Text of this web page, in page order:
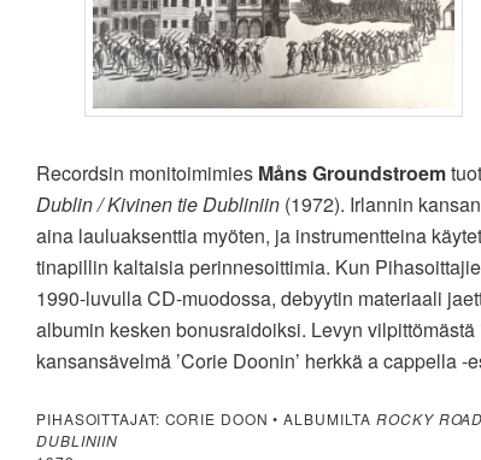
Recordsin monitoimimies Måns Groundstroem
Dublin / Kivinen tie Dubliniin (1972). Irlannin
aina lauluaksenttia myöten, ja instrumentteina
tinapillin kaltaisia perinnesoittimia. Kun
1990-luvulla CD-muodossa, debyytin materiaali
albumin kesken bonusraidoiksi. Levyn
kansansävelmä ’Corie Doonin’ herkkä a cappella -
PIHASOITTAJAT: CORIE DOON • ALBUMILTAROCKY
DUBLINIIN